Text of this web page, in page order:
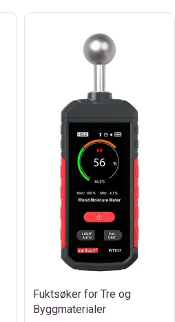
Fuktsøker for Tre og
Byggmaterialer